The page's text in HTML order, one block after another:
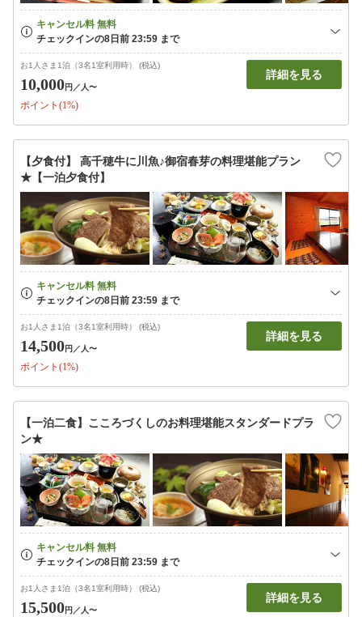
お1人さま1泊（3名1室利用時） (税込)
10,000円 ／人〜
ポイント(1%)
詳細を見る
【夕食付】 高千穂牛に川魚♪御宿春芽の料理堪能プラン
★【一泊夕食付】
お1人さま1泊（3名1室利用時） (税込)
14,500円 ／人〜
ポイント(1%)
詳細を見る
【一泊二食】こころづくしのお料理堪能スタンダードプラ
ン★
お1人さま1泊（3名1室利用時） (税込)
15,500円 ／人〜
詳細を見る